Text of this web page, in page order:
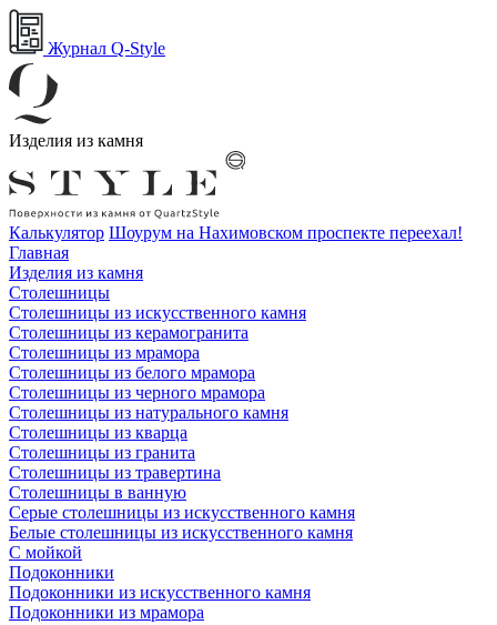
Журнал Q-Style
Изделия из камня
Калькулятор Шоурум на Нахимовском проспекте переехал!
Главная
Изделия из камня
Столешницы
Столешницы из искусственного камня
Столешницы из керамогранита
Столешницы из мрамора
Столешницы из белого мрамора
Столешницы из черного мрамора
Столешницы из натурального камня
Столешницы из кварца
Столешницы из гранита
Столешницы из травертина
Столешницы в ванную
Серые столешницы из искусственного камня
Белые столешницы из искусственного камня
С мойкой
Подоконники
Подоконники из искусственного камня
Подоконники из мрамора